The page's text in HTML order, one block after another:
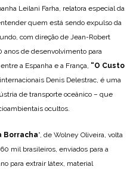
Leilani Farha, relatora especial da
quem está sendo expulso da
com direção de Jean-Robert
anos de desenvolvimento para
a Espanha e a França, “O Custo
Denis Delestrac, é uma
de transporte oceânico – que
ocultos.
Borracha”, de Wolney Oliveira, volta
mil brasileiros, enviados para a
para extrair látex, material